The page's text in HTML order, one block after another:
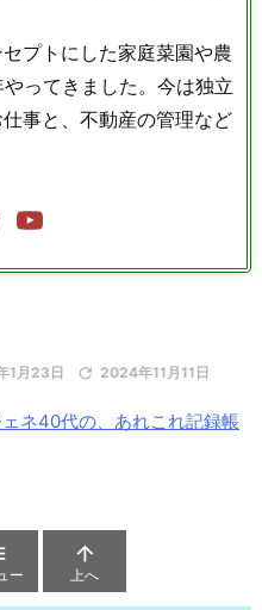
プトにした家庭菜園や農
ってきました。今は独立
事と、不動産の管理など
1月23日  2024年11月11日
ネ40代の、あれこれ記録帳
ー

上へ